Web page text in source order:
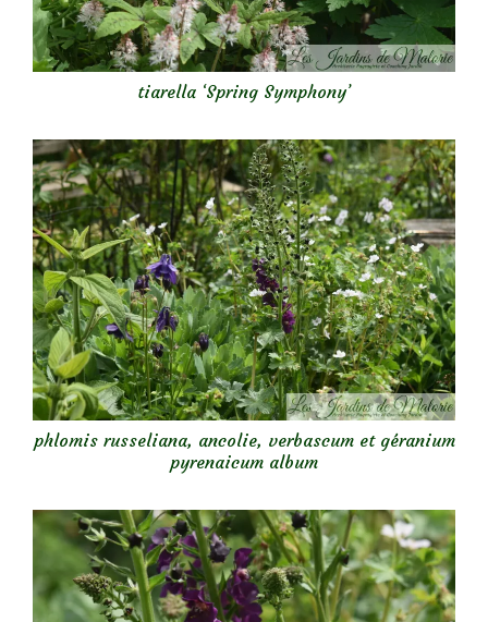
tiarella ‘Spring Symphony’
phlomis russeliana, ancolie, verbascum et géranium
pyrenaicum album